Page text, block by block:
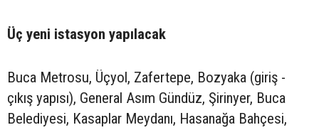
Üç yeni istasyon yapılacak
Buca Metrosu, Üçyol, Zafertepe, Bozyaka (giriş -
çıkış yapısı), General Asım Gündüz, Şirinyer, Buca
Belediyesi, Kasaplar Meydanı, Hasanağa Bahçesi,